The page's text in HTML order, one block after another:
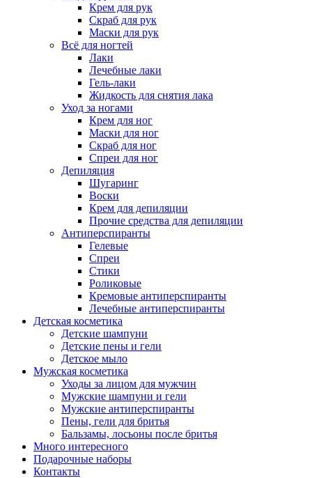
Крем для рук
Скраб для рук
Маски для рук
Всё для ногтей
Лаки
Лечебные лаки
Гель-лаки
Жидкость для снятия лака
Уход за ногами
Крем для ног
Маски для ног
Скраб для ног
Спреи для ног
Депиляция
Шугаринг
Воски
Крем для депиляции
Прочие средства для депиляции
Антиперспиранты
Гелевые
Спреи
Стики
Роликовые
Кремовые антиперспиранты
Лечебные антиперспиранты
Детская косметика
Детские шампуни
Детские пены и гели
Детское мыло
Мужская косметика
Уходы за лицом для мужчин
Мужские шампуни и гели
Мужские антиперспиранты
Пены, гели для бритья
Бальзамы, лосьоны после бритья
Много интересного
Подарочные наборы
Контакты